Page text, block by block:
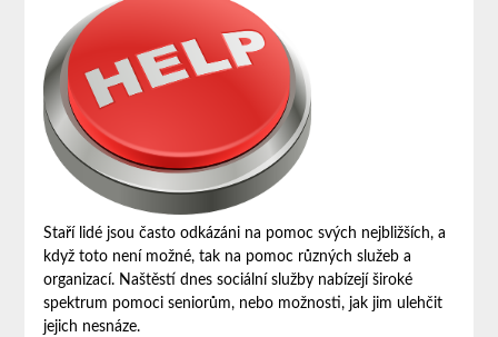
Staří lidé jsou často odkázáni na pomoc svých nejbližších, a
když toto není možné, tak na pomoc různých služeb a
organizací. Naštěstí dnes sociální služby nabízejí široké
spektrum pomoci seniorům, nebo možnosti, jak jim ulehčit
jejich nesnáze.